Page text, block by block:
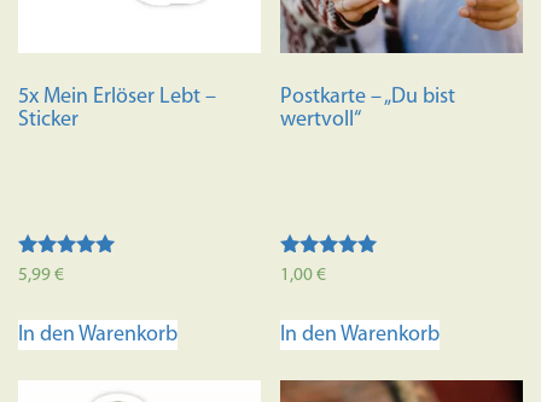
5x Mein Erlöser Lebt –
Sticker
Bewertet mit
5,99€
In den Warenkorb
Postkarte – „Du bist
wertvoll“
Bewertet mit
1,00€
In den Warenkorb